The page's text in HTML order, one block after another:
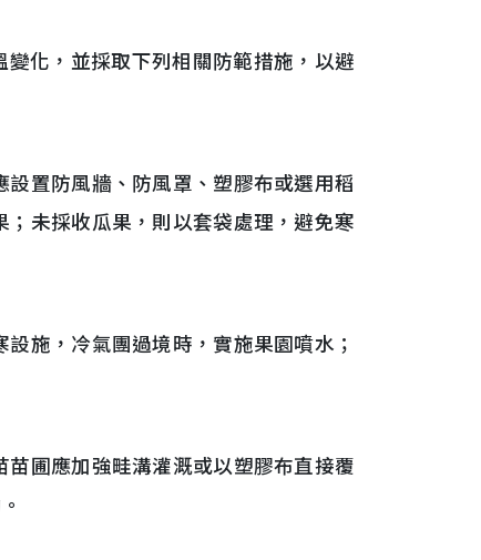
化，並採取下列相關防範措施，以避
置防風牆、防風罩、塑膠布或選用稻
未採收瓜果，則以套袋處理，避免寒
施，冷氣團過境時，實施果園噴水；
圃應加強畦溝灌溉或以塑膠布直接覆